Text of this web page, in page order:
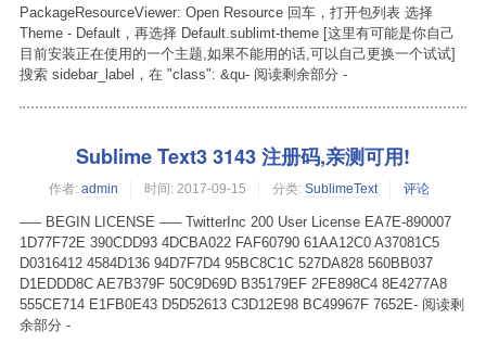
PackageResourceViewer: Open Resource 回车，打开包列表 选择
Theme - Default，再选择 Default.sublimt-theme [这里有可能是你自己
目前安装正在使用的一个主题,如果不能用的话,可以自己更换一个试试]
搜索 sidebar_label，在 "class": &qu- 阅读剩余部分 -
Sublime Text3 3143 注册码,亲测可用!
作者: admin 时间: 2017-09-15 分类: SublimeText 评论
—– BEGIN LICENSE —– TwitterInc 200 User License EA7E-890007
1D77F72E 390CDD93 4DCBA022 FAF60790 61AA12C0 A37081C5
D0316412 4584D136 94D7F7D4 95BC8C1C 527DA828 560BB037
D1EDDD8C AE7B379F 50C9D69D B35179EF 2FE898C4 8E4277A8
555CE714 E1FB0E43 D5D52613 C3D12E98 BC49967F 7652E- 阅读剩
余部分 -